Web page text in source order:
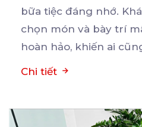
bữa tiệc đáng nhớ.
chọn món và bày trí
hoàn hảo, khiến ai
Chi tiết